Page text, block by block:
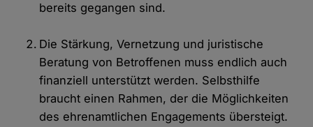
bereits gegangen sind.
Die Stärkung, Vernetzung und juristische
Beratung von Betroffenen muss endlich auch
finanziell unterstützt werden. Selbsthilfe
braucht einen Rahmen, der die Möglichkeiten
des ehrenamtlichen Engagements übersteigt.